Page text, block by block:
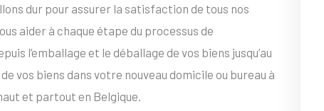
dur pour assurer la satisfaction de tous nos
aider à chaque étape du processus de
l’emballage et le déballage de vos biens jusqu’au
vos biens dans votre nouveau domicile ou bureau à
et partout en Belgique.